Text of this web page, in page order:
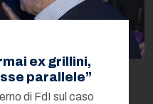
ex grillini,
parallele”
di FdI sul caso